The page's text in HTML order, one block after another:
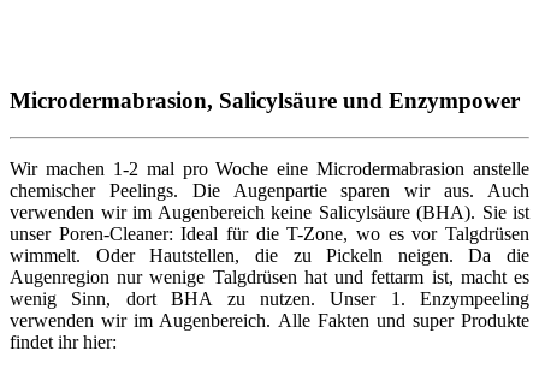
Microdermabrasion, Salicylsäure und Enzympower
Wir machen 1-2 mal pro Woche eine Microdermabrasion anstelle
chemischer Peelings. Die Augenpartie sparen wir aus. Auch
verwenden wir im Augenbereich keine Salicylsäure (BHA). Sie ist
unser Poren-Cleaner: Ideal für die T-Zone, wo es vor Talgdrüsen
wimmelt. Oder Hautstellen, die zu Pickeln neigen. Da die
Augenregion nur wenige Talgdrüsen hat und fettarm ist, macht es
wenig Sinn, dort BHA zu nutzen. Unser 1. Enzympeeling
verwenden wir im Augenbereich. Alle Fakten und super Produkte
findet ihr hier: